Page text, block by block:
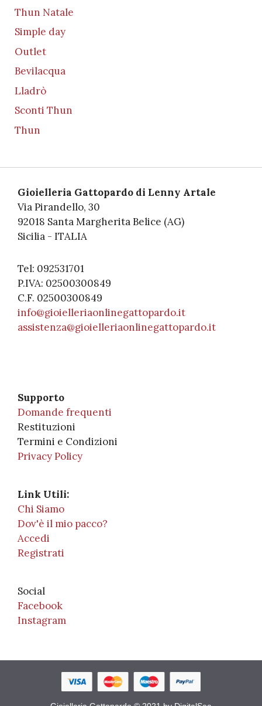
Thun Natale
Simple day
Outlet
Bevilacqua
Lladrò
Sconti Thun
Thun
Gioielleria Gattopardo di Lenny Artale
Via Pirandello, 30
92018 Santa Margherita Belice (AG)
Sicilia - ITALIA
Tel: 092531701
P.IVA: 02500300849
C.F. 02500300849
info@gioielleriaonlinegattopardo.it
assistenza@gioielleriaonlinegattopardo.it
Supporto
Domande frequenti
Restituzioni
Termini e Condizioni
Privacy Policy
Link Utili:
Chi Siamo
Dov'è il mio pacco?
Accedi
Registrati
Social
Facebook
Instagram